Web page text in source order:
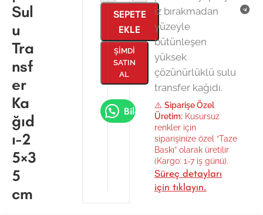
Sul
u
Tra
nsf
er
Ka
ğıd
ı-2
5×3
5
cm
SEPETE
EKLE
ŞIMDI
SATIN
AL
Bilgi Al
iz bırakmadan
yüzeyle
bütünleşen
yüksek
çözünürlüklü sulu
transfer kağıdı.
⚠️ Siparişe Özel
Üretim:Kusursuz
renkler için
siparişinize özel “Taze
Baskı” olarak üretilir
(Kargo: 1-7 iş günü).
Süreç detayları
için tıklayın.